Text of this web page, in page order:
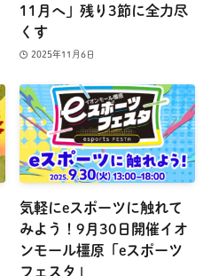
11月へ」残り3節に全力尽
くす
2025年11月6日
気軽にeスポーツに触れて
みよう！9月30日開催イオ
ンモール橿原「eスポーツ
フェスタ」